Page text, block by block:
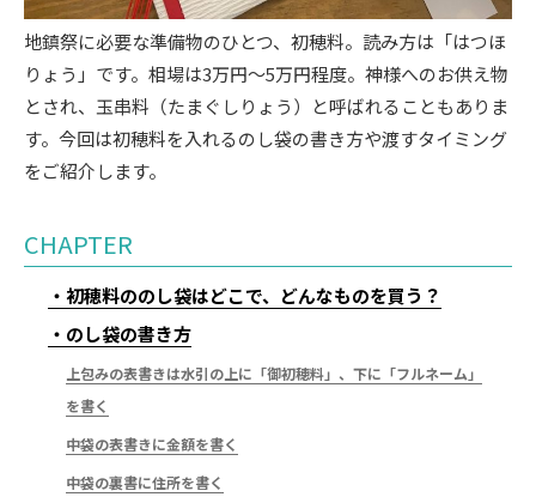
地鎮祭に必要な準備物のひとつ、初穂料。読み方は「はつほ
りょう」です。相場は3万円～5万円程度。神様へのお供え物
とされ、玉串料（たまぐしりょう）と呼ばれることもありま
す。今回は初穂料を入れるのし袋の書き方や渡すタイミング
をご紹介します。
CHAPTER
初穂料ののし袋はどこで、どんなものを買う？
のし袋の書き方
上包みの表書きは水引の上に「御初穂料」、下に「フルネーム」
を書く
中袋の表書きに金額を書く
中袋の裏書に住所を書く